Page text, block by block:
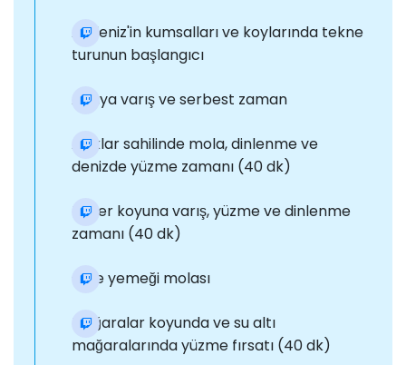
Akdeniz'in kumsalları ve koylarında tekne
turunun başlangıcı
Adaya varış ve serbest zaman
Aşıklar sahilinde mola, dinlenme ve
denizde yüzme zamanı (40 dk)
Fener koyuna varış, yüzme ve dinlenme
zamanı (40 dk)
Öğle yemeği molası
Mağaralar koyunda ve su altı
mağaralarında yüzme fırsatı (40 dk)